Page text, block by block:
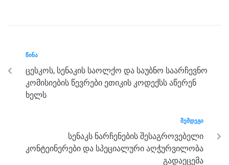
b
o
o
k
g
er
m p
p
ᲬᲘᲜᲐ
ცესკოს, სენაკის საოლქო და საუბნო საარჩევნო
კომისიების წევრები ეთიკის კოდექსს აწერენ
ხელს
ᲨᲔᲛᲓᲔᲒᲘ
სენაკს ნარჩენების შესაგროვებელი
კონტეინერები და სპეციალური აღჭურვილობა
გადაეცემა